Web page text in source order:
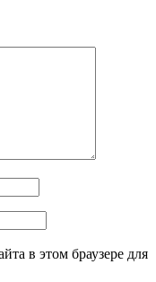
в этом браузере для